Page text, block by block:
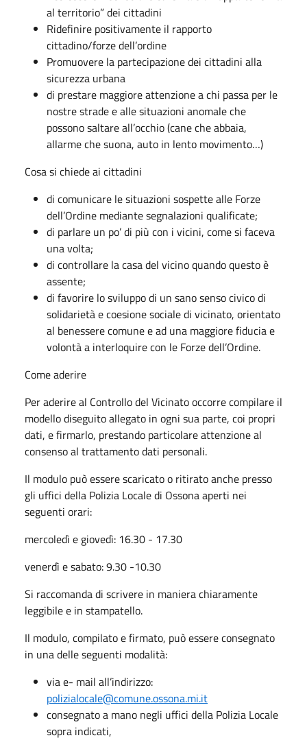
al territorio” dei cittadini
Ridefinire positivamente il rapporto
cittadino/forze dell’ordine
Promuovere la partecipazione dei cittadini alla
sicurezza urbana
di prestare maggiore attenzione a chi passa per le
nostre strade e alle situazioni anomale che
possono saltare all’occhio (cane che abbaia,
allarme che suona, auto in lento movimento…)
Cosa si chiede ai cittadini
di comunicare le situazioni sospette alle Forze
dell’Ordine mediante segnalazioni qualificate;
di parlare un po’ di più con i vicini, come si faceva
una volta;
di controllare la casa del vicino quando questo è
assente;
di favorire lo sviluppo di un sano senso civico di
solidarietà e coesione sociale di vicinato, orientato
al benessere comune e ad una maggiore fiducia e
volontà a interloquire con le Forze dell’Ordine.
Come aderire
Per aderire al Controllo del Vicinato occorre compilare il
modello diseguito allegato in ogni sua parte, coi propri
dati, e firmarlo, prestando particolare attenzione al
consenso al trattamento dati personali.
Il modulo può essere scaricato o ritirato anche presso
gli uffici della Polizia Locale di Ossona aperti nei
seguenti orari:
mercoledì e giovedì: 16.30 - 17.30
venerdì e sabato: 9.30 -10.30
Si raccomanda di scrivere in maniera chiaramente
leggibile e in stampatello.
Il modulo, compilato e firmato, può essere consegnato
in una delle seguenti modalità:
via e- mail all’indirizzo:
polizialocale@comune.ossona.mi.it
consegnato a mano negli uffici della Polizia Locale
sopra indicati,